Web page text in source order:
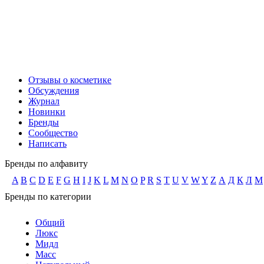
Отзывы о косметике
Обсуждения
Журнал
Новинки
Бренды
Сообщество
Написать
Бренды по алфавиту
A B C D E F G H I J K L M N O P R S T U V WY Z А Д К Л М
Бренды по категории
Общий
Люкс
Мидл
Масс